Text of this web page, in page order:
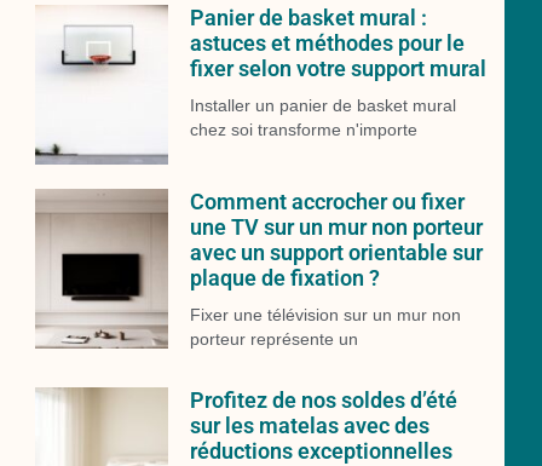
Panier de basket mural :
astuces et méthodes pour le
fixer selon votre support mural
Installer un panier de basket mural
chez soi transforme n'importe
Comment accrocher ou fixer
une TV sur un mur non porteur
avec un support orientable sur
plaque de fixation ?
Fixer une télévision sur un mur non
porteur représente un
Profitez de nos soldes d’été
sur les matelas avec des
réductions exceptionnelles